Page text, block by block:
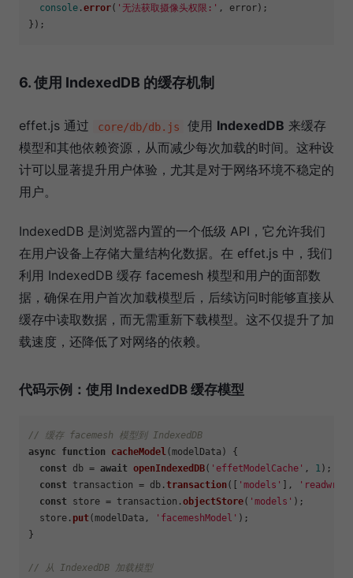
console .error( '无法获取摄像头权限:' , error);
6. 使用 IndexedDB 的缓存机制
effet.js 通过 core/db/db.js 使用 IndexedDB 来缓存
模型和其他依赖资源，从而减少每次加载的时间。这种设
计可以显著提升用户体验，尤其是对于网络环境不稳定的
用户。
IndexedDB 是浏览器内置的一个低级 API，它允许我们
在用户设备上存储大量结构化数据。在 effet.js 中，我们
利用 IndexedDB 缓存 facemesh 模型和用户的面部数
据，确保在用户首次加载模型后，后续访问时能够直接从
缓存中读取数据，而无需重新下载模型。这不仅提升了加
载速度，还降低了对网络的依赖。
代码示例：使用 IndexedDB 缓存模型
// 缓存 facemesh 模型到 IndexedDB
async
function cacheModel(modelData ) {
const db = await openIndexedDB( 'effetModelCache' , 1 );
const transaction = db.transaction([ 'models' ],
const store = transaction.objectStore( 'models' );
  store.
put(modelData, 'facemeshModel' );
}
// 从 IndexedDB 加载模型